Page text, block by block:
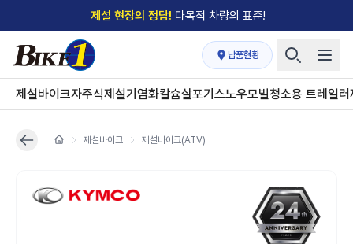
제설 현장의 정답! 다목적 차량의 표준!
제설장비 납품현황안내 →
'국내 유일'의 특허 제설 시스템보유기업
전국이 선택한제설·다목적 장비 전문기업
납품현황
제설바이크자주식제설기 염화칼슘살포기 스노우모빌청소용 트레일러
제설바이크 제설바이크(ATV)